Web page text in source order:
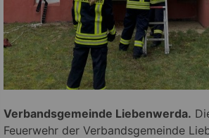
Verbandsgemeinde Liebenwerda.
Feuerwehr der Verbandsgemeinde